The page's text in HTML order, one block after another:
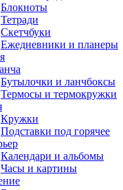
Блокноты
Тетради
Скетчбуки
Ежедневники и планеры
Бутылочки и ланчбоксы
Термосы и термокружки
Кружки
Подставки под горячее
Календари и альбомы
Часы и картины